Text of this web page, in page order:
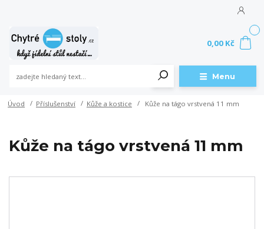
Menu
0,00 Kč
Úvod Příslušenství Kůže a kostice Kůže na tágo vrstvená 11 mm
Kůže na tágo vrstvená 11 mm